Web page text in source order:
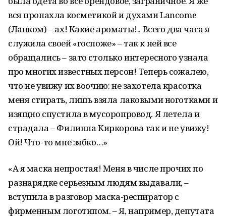
вся пропахла косметикой и духами Lancome
(Ланком) – ах! Какие ароматы!.. Всего два часа я
служила своей «госпоже» – так к ней все
обращались – зато столько интересного узнала
про многих известных персон! Теперь сожалею,
что не увижу их воочию: не захотела красотка
меня стирать, лишь взяла лаковыми ноготками и
изящно спустила в мусоропровод. Я летела и
страдала – Филиппа Киркорова так и не увижу!
Ой! Что-то мне зябко…»
«А я маска непростая! Меня в числе прочих по
разнарядке серьезным людям выдавали, –
вступила в разговор маска-респиратор с
фирменным логотипом. – Я, например, депутата